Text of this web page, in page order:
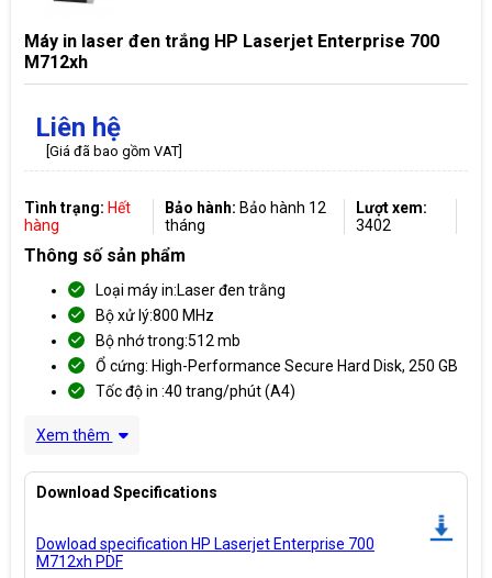
Máy in laser đen trắng HP Laserjet Enterprise 700
M712xh
Liên hệ
[Giá đã bao gồm VAT]
Tình trạng: Hết
hàng
Bảo hành: Bảo hành 12
tháng
Lượt xem:
3402
Thông số sản phẩm
Loại máy in:Laser đen trằng
Bộ xử lý:800 MHz
Bộ nhớ trong:512 mb
Ổ cứng: High-Performance Secure Hard Disk, 250 GB
Tốc độ in :40 trang/phút (A4)
Xem thêm
Download Specifications
Dowload specification HP Laserjet Enterprise 700
M712xh PDF